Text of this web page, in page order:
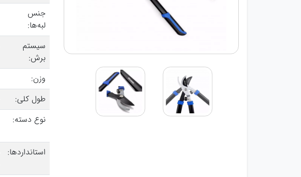
جنس
لبه‌ها:
سیستم
برش:
وزن:
طول کلی:
نوع دسته:
استانداردها: